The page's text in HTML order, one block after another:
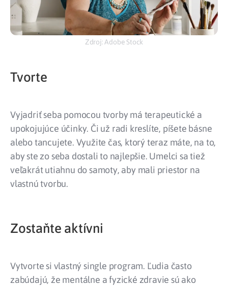
Zdroj: Adobe Stock
Tvorte
Vyjadriť seba pomocou tvorby má terapeutické a
upokojujúce účinky. Či už radi kreslíte, píšete básne
alebo tancujete. Využite čas, ktorý teraz máte, na to,
aby ste zo seba dostali to najlepšie. Umelci sa tiež
veľakrát utiahnu do samoty, aby mali priestor na
vlastnú tvorbu.
Zostaňte aktívni
Vytvorte si vlastný single program. Ľudia často
zabúdajú, že mentálne a fyzické zdravie sú ako